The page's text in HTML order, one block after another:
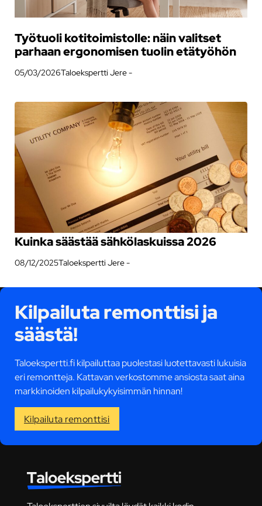
Työtuoli kotitoimistolle: näin valitset
parhaan ergonomisen tuolin etätyöhön
05/03/2026Taloekspertti Jere -
Kuinka säästää sähkölaskuissa 2026
08/12/2025Taloekspertti Jere -
Kilpailuta remonttisi ja
säästä!
Taloekspertti.fi kilpailuttaa puolestasi luotettavasti lukuisia
eri remontteja. Kattavan verkostomme ansiosta saat aina
markkinoiden kilpailukykyisimmän hinnan!
Kilpailuta remonttisi